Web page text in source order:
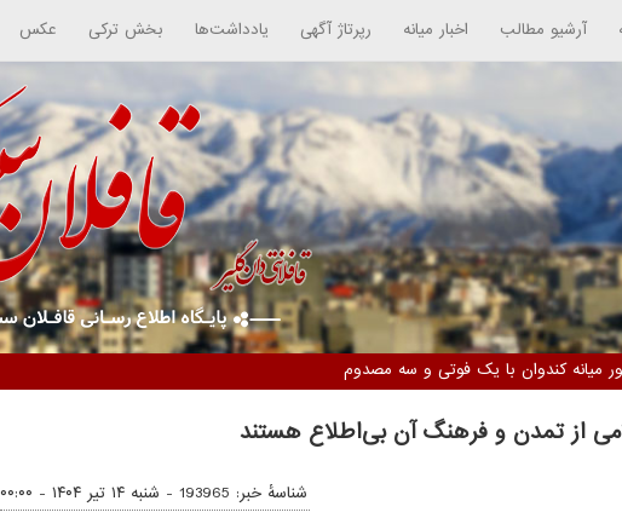
آرشیو مطالب اخبار میانه رپرتاژ آگهی یادداشت‌ها بخش ترکی عکس
از تمدن و فرهنگ آن بی‌اطلاع هستند
شناسهٔ خبر: 193965 -
شنبه ۱۴ تیر ۱۴۰۴ - ۰۰:۰۰